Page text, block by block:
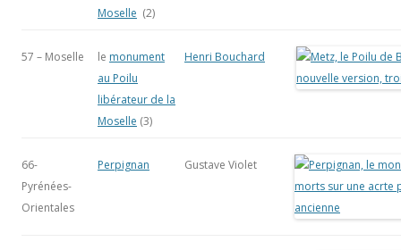
Moselle (2)
57 – Moselle le monument
au Poilu
libérateur de la
Moselle (3)
Henri Bouchard
66-
Pyrénées-
Orientales
Perpignan Gustave Violet